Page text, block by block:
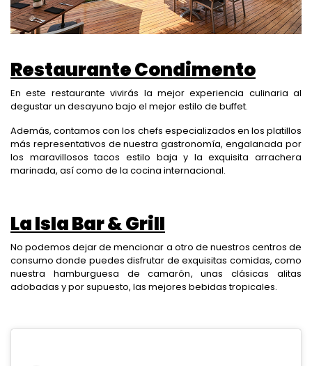
Restaurante Condimento
En este restaurante vivirás la mejor experiencia culinaria al
degustar un desayuno bajo el mejor estilo de buffet.
Además, contamos con los chefs especializados en los platillos
más representativos de nuestra gastronomía, engalanada por
los maravillosos tacos estilo baja y la exquisita arrachera
marinada, así como de la cocina internacional.
La Isla Bar & Grill
No podemos dejar de mencionar a otro de nuestros centros de
consumo donde puedes disfrutar de exquisitas comidas, como
nuestra hamburguesa de camarón, unas clásicas alitas
adobadas y por supuesto, las mejores bebidas tropicales.